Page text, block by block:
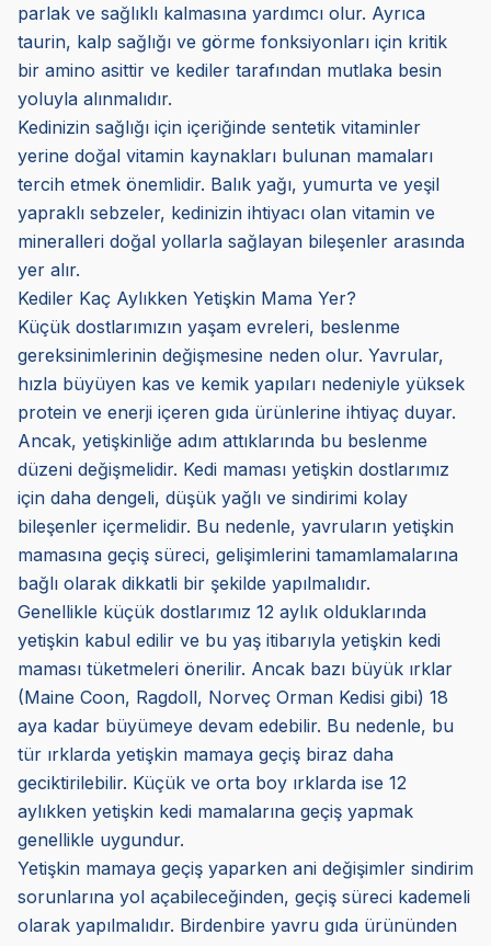
parlak ve sağlıklı kalmasına yardımcı olur. Ayrıca
taurin, kalp sağlığı ve görme fonksiyonları için kritik
bir amino asittir ve kediler tarafından mutlaka besin
yoluyla alınmalıdır.
Kedinizin sağlığı için içeriğinde sentetik vitaminler
yerine doğal vitamin kaynakları bulunan mamaları
tercih etmek önemlidir. Balık yağı, yumurta ve yeşil
yapraklı sebzeler, kedinizin ihtiyacı olan vitamin ve
mineralleri doğal yollarla sağlayan bileşenler arasında
yer alır.
Kediler Kaç Aylıkken Yetişkin Mama Yer?
Küçük dostlarımızın yaşam evreleri, beslenme
gereksinimlerinin değişmesine neden olur. Yavrular,
hızla büyüyen kas ve kemik yapıları nedeniyle yüksek
protein ve enerji içeren gıda ürünlerine ihtiyaç duyar.
Ancak, yetişkinliğe adım attıklarında bu beslenme
düzeni değişmelidir. Kedi maması yetişkin dostlarımız
için daha dengeli, düşük yağlı ve sindirimi kolay
bileşenler içermelidir. Bu nedenle, yavruların yetişkin
mamasına geçiş süreci, gelişimlerini tamamlamalarına
bağlı olarak dikkatli bir şekilde yapılmalıdır.
Genellikle küçük dostlarımız 12 aylık olduklarında
yetişkin kabul edilir ve bu yaş itibarıyla yetişkin kedi
maması tüketmeleri önerilir. Ancak bazı büyük ırklar
(Maine Coon, Ragdoll, Norveç Orman Kedisi gibi) 18
aya kadar büyümeye devam edebilir. Bu nedenle, bu
tür ırklarda yetişkin mamaya geçiş biraz daha
geciktirilebilir. Küçük ve orta boy ırklarda ise 12
aylıkken yetişkin kedi mamalarına geçiş yapmak
genellikle uygundur.
Yetişkin mamaya geçiş yaparken ani değişimler sindirim
sorunlarına yol açabileceğinden, geçiş süreci kademeli
olarak yapılmalıdır. Birdenbire yavru gıda ürününden